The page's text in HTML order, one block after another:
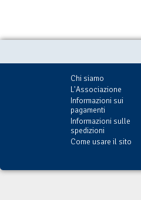
Chi siamo
L'Associazione
Informazioni sui
pagamenti
Informazioni sulle
spedizioni
Come usare il sito